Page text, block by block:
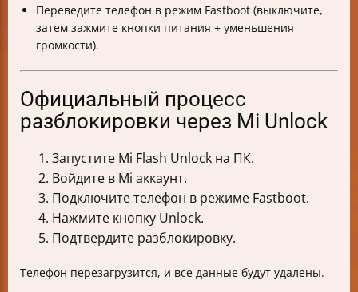
Переведите телефон в режим Fastboot (выключите,
затем зажмите кнопки питания + уменьшения
громкости).
Официальный процесс
разблокировки через Mi Unlock
Запустите Mi Flash Unlock на ПК.
Войдите в Mi аккаунт.
Подключите телефон в режиме Fastboot.
Нажмите кнопку Unlock.
Подтвердите разблокировку.
Телефон перезагрузится, и все данные будут удалены.